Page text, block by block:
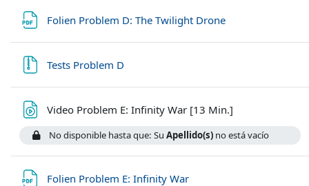
Folien Problem D: The Twilight Drone
Tests Problem D
Video Problem E: Infinity War [13 Min.]
No disponible hasta que: SuApellido(s) no está vacío
Folien Problem E: Infinity War